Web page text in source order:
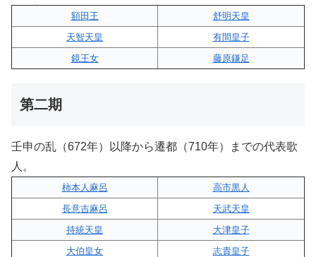
額田王
舒明天皇
天智天皇
有間皇子
鏡王女
藤原鎌足
第二期
壬申の乱（672年）以降から遷都（710年）までの代表歌
人。
柿本人麻呂
高市黒人
長意吉麻呂
天武天皇
持統天皇
大津皇子
大伯皇女
志貴皇子